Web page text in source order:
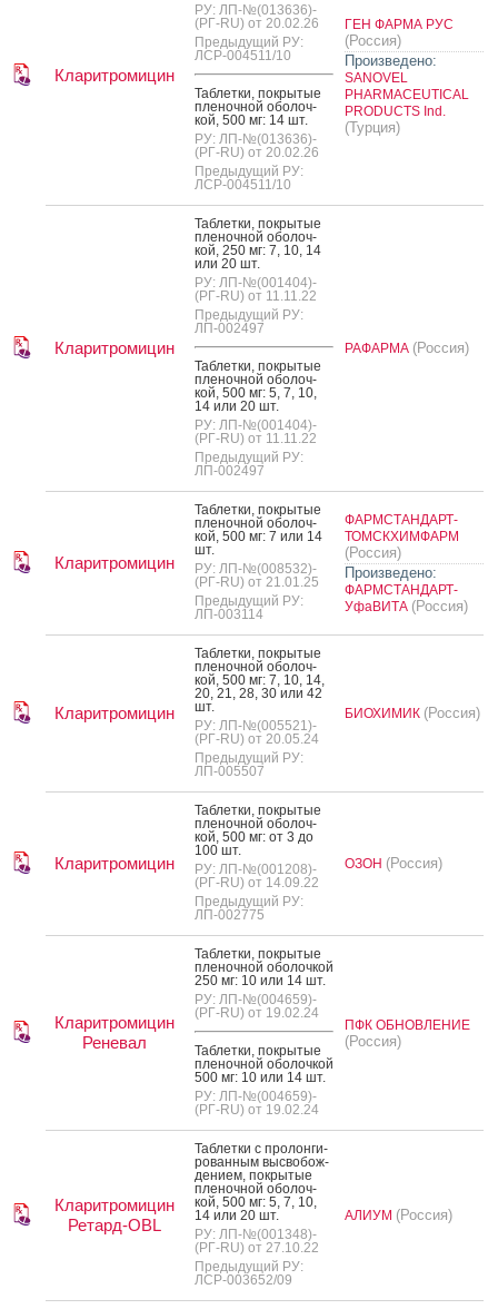
Кларитромицин
РУ: ЛП-№(013636)-
(РГ-RU) от 20.02.26
Предыдущий РУ:
ЛСР-004511/10
Таб­летки, пок­ры­тые
пле­ноч­ной обо­лоч­
кой, 500 мг: 14 шт.
РУ: ЛП-№(013636)-
(РГ-RU) от 20.02.26
Предыдущий РУ:
ЛСР-004511/10
ГЕН ФАРМА РУС
(Россия)
Произведено:
SANOVEL
PHARMACEUTICAL
PRODUCTS Ind.
(Турция)
Кларитромицин
Таб­летки, пок­ры­тые
пле­ноч­ной обо­лоч­
кой, 250 мг: 7, 10, 14
или 20 шт.
РУ: ЛП-№(001404)-
(РГ-RU) от 11.11.22
Предыдущий РУ:
ЛП-002497
Таб­летки, пок­ры­тые
пле­ноч­ной обо­лоч­
кой, 500 мг: 5, 7, 10,
14 или 20 шт.
РУ: ЛП-№(001404)-
(РГ-RU) от 11.11.22
Предыдущий РУ:
ЛП-002497
РАФАРМА (Россия)
Кларитромицин
Таб­летки, пок­ры­тые
пле­ноч­ной обо­лоч­
кой, 500 мг: 7 или 14
шт.
РУ: ЛП-№(008532)-
(РГ-RU) от 21.01.25
Предыдущий РУ:
ЛП-003114
ФАРМСТАНДАРТ-
ТОМСКХИМФАРМ
(Россия)
Произведено:
ФАРМСТАНДАРТ-
УфаВИТА (Россия)
Кларитромицин
Таб­летки, пок­ры­тые
пле­ноч­ной обо­лоч­
кой, 500 мг: 7, 10, 14,
20, 21, 28, 30 или 42
шт.
РУ: ЛП-№(005521)-
(РГ-RU) от 20.05.24
Предыдущий РУ:
ЛП-005507
БИОХИМИК (Россия)
Кларитромицин
Таб­летки, пок­ры­тые
пле­ноч­ной обо­лоч­
кой, 500 мг: от 3 до
100 шт.
РУ: ЛП-№(001208)-
(РГ-RU) от 14.09.22
Предыдущий РУ:
ЛП-002775
ОЗОН (Россия)
Кларитромицин
Реневал
Таб­летки, пок­ры­тые
пле­ноч­ной обо­лоч­кой
250 мг: 10 или 14 шт.
РУ: ЛП-№(004659)-
(РГ-RU) от 19.02.24
Таб­летки, пок­ры­тые
пле­ноч­ной обо­лоч­кой
500 мг: 10 или 14 шт.
РУ: ЛП-№(004659)-
(РГ-RU) от 19.02.24
ПФК ОБНОВЛЕНИЕ
(Россия)
Кларитромицин
Ретард-OBL
Таб­летки с про­лон­ги­
рован­ным выс­во­бож­
де­ни­ем, пок­ры­тые
пле­ноч­ной обо­лоч­
кой, 500 мг: 5, 7, 10,
14 или 20 шт.
РУ: ЛП-№(001348)-
(РГ-RU) от 27.10.22
Предыдущий РУ:
ЛСР-003652/09
АЛИУМ (Россия)